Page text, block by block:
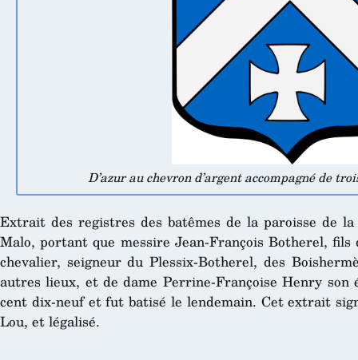
D’azur au chevron d’argent accompagné de
Extrait des registres des batêmes de la paroisse de
Malo, portant que messire Jean-François Botherel,
chevalier, seigneur du Plessix-Botherel, des
autres lieux, et de dame Perrine-Françoise Henry son
cent dix-neuf et fut batisé le lendemain. Cet extrait
Lou, et légalisé.